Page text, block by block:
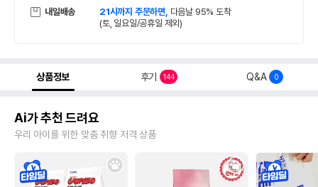
내일배송 21시까지 주문하면, 다음날 95% 도착
(토, 일요일/공휴일 제외)
상품정보 후기 144 Q&A 0
Ai가 추천 드려요
우리 아이를 위한 맞춤 취향 저격 상품